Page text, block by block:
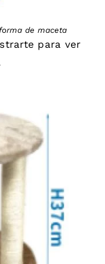
de maceta
para ver